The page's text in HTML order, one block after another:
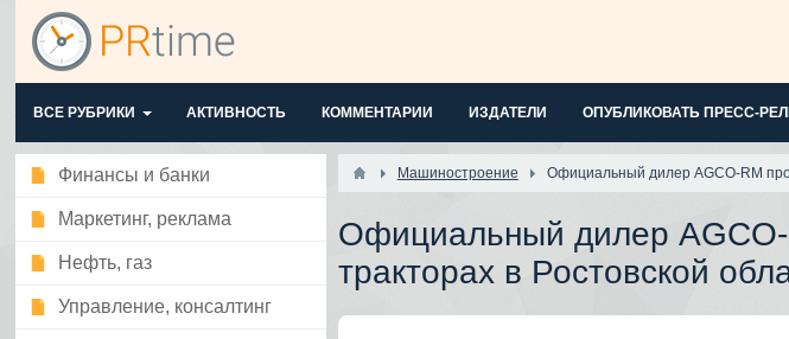
ВСЕ РУБРИКИ АКТИВНОСТЬ КОММЕНТАРИИ ИЗДАТЕЛИ ОПУБЛИКОВАТЬ ПРЕСС-
Финансы и банки
Маркетинг, реклама
Нефть, газ
Управление, консалтинг
Машиностроение Официальный дилер AGCO-RM
Официальный дилер AGCO-
тракторах в Ростовской